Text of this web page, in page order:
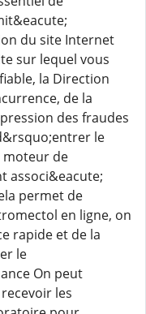
du site Internet
sur lequel vous
la Direction
de la
des fraudes
le
de
associ&eacute;
permet de
en ligne, on
rapide et de la
le
On peut
les